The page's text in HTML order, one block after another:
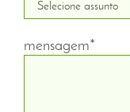
mensagem*